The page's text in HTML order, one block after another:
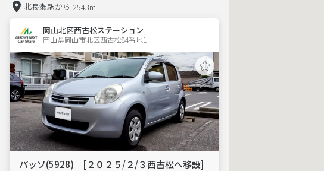
北長瀬駅から 2543m
岡山北区西古松ステーション
岡山県岡山市北区西古松84番地1
パッソ(5928) [２０２５/２/３西古松へ移設]